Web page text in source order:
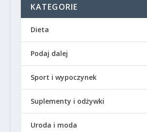
KATEGORIE
Dieta
Podaj dalej
Sport i wypoczynek
Suplementy i odżywki
Uroda i moda